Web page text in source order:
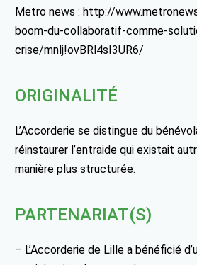
Metro news : http://
boom-du-collaboratif-comme-
crise/mnlj!ovBRl4sI3UR6/
ORIGINALITÉ
L’Accorderie se distingue du
réinstaurer l’entraide qui existait
manière plus structurée.
PARTENARIAT(S)
– L’Accorderie de Lille a bénéficié